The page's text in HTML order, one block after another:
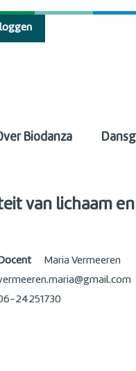
Biodanza
van lichaam
Maria Vermeeren
24251730